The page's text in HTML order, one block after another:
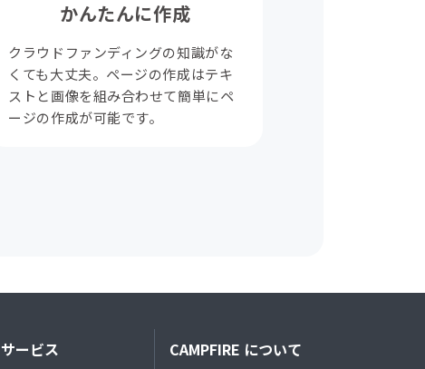
かんたんに作成
クラウドファンディングの知識がな
くても大丈夫。ページの作成はテキ
ストと画像を組み合わせて簡単にペ
ージの作成が可能です。
サービス CAMPFIRE について